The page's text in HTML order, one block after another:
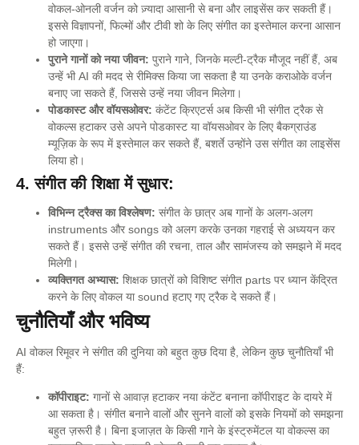
वोकल-ओनली वर्जन को ज़्यादा आसानी से बना और लाइसेंस कर सकती हैं।
इससे विज्ञापनों, फिल्मों और टीवी शो के लिए संगीत का इस्तेमाल करना आसान
हो जाएगा।
पुराने गानों को नया जीवन: पुराने गाने, जिनके मल्टी-ट्रैक मौजूद नहीं हैं, अब
उन्हें भी AI की मदद से रीमिक्स किया जा सकता है या उनके कराओके वर्जन
बनाए जा सकते हैं, जिससे उन्हें नया जीवन मिलेगा।
पोडकास्ट और वॉयसओवर: कंटेंट क्रिएटर्स अब किसी भी संगीत ट्रैक से
वोकल्स हटाकर उसे अपने पोडकास्ट या वॉयसओवर के लिए बैकग्राउंड
म्यूज़िक के रूप में इस्तेमाल कर सकते हैं, बशर्ते उन्होंने उस संगीत का लाइसेंस
लिया हो।
4. संगीत की शिक्षा में सुधार:
विभिन्न ट्रैक्स का विश्लेषण: संगीत के छात्र अब गानों के अलग-अलग
instruments और songs को अलग करके उनका गहराई से अध्ययन कर
सकते हैं। इससे उन्हें संगीत की रचना, ताल और सामंजस्य को समझने में मदद
मिलेगी।
व्यक्तिगत अभ्यास: शिक्षक छात्रों को विशिष्ट संगीत parts पर ध्यान केंद्रित
करने के लिए वोकल या sound हटाए गए ट्रैक दे सकते हैं।
चुनौतियाँ और भविष्य
AI वोकल रिमूवर ने संगीत की दुनिया को बहुत कुछ दिया है, लेकिन कुछ चुनौतियाँ भी
हैं:
कॉपीराइट: गानों से आवाज़ हटाकर नया कंटेंट बनाना कॉपीराइट के दायरे में
आ सकता है। संगीत बनाने वालों और सुनने वालों को इसके नियमों को समझना
बहुत ज़रूरी है। बिना इजाज़त के किसी गाने के इंस्ट्रुमेंटल या वोकल्स का